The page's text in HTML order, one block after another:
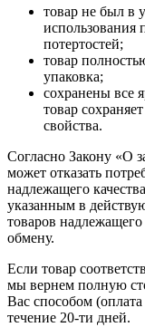
товар не был в
использования
потертостей;
товар
упаковка;
сохранены все
товар
свойства.
Согласно Закону «О
может отказать
надлежащего
указанным в
товаров
обмену.
Если товар
мы вернем полную
Вас способом
течение 20-ти дней.